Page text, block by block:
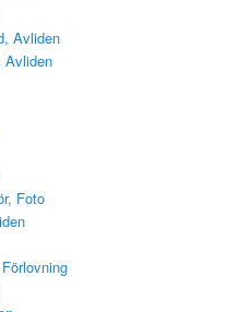
Avliden
Avliden
Foto